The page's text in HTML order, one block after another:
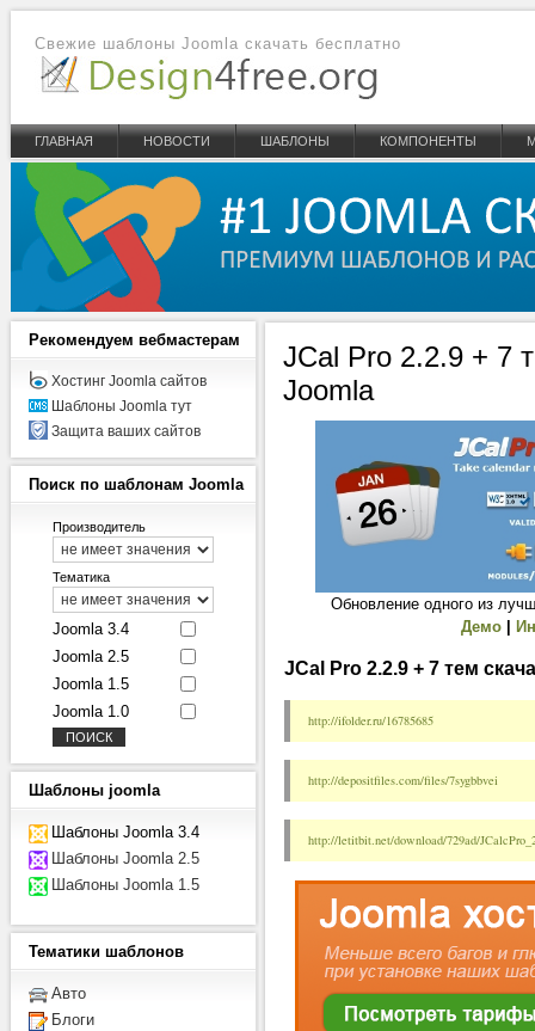
Свежие шаблоны Joomla скачать бесплатно
ГЛАВНАЯ НОВОСТИ ШАБЛОНЫ КОМПОНЕНТЫ
JCal Pro 2.2.9 + 7
Joomla
Обновление одного из
Демо
JCal Pro 2.2.9 + 7 тем
http://ifolder.ru/16785685
http://depositfiles.com/files/7sygbbvei
http://letitbit.net/download/729ad/
Рекомендуем вебмастерам
Хостинг Joomla сайтов
Шаблоны Joomla тут
Защита ваших сайтов
Поиск по шаблонам Joomla
Производитель
Тематика
Joomla 3.4
Joomla 2.5
Joomla 1.5
Joomla 1.0
Шаблоны joomla
Шаблоны Joomla 3.4
Шаблоны Joomla 2.5
Шаблоны Joomla 1.5
Тематики шаблонов
Авто
Блоги